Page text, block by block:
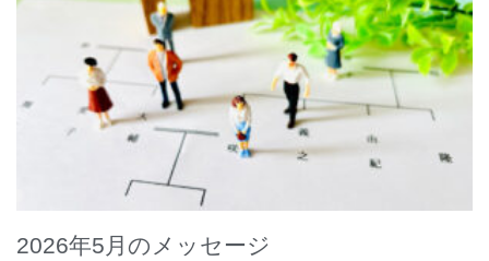
2026年5月のメッセージ